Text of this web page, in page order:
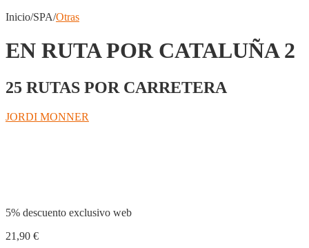
Inicio/SPA/Otras
EN RUTA POR CATALUÑA 2
25 RUTAS POR CARRETERA
JORDI MONNER
5% descuento exclusivo web
21,90 €